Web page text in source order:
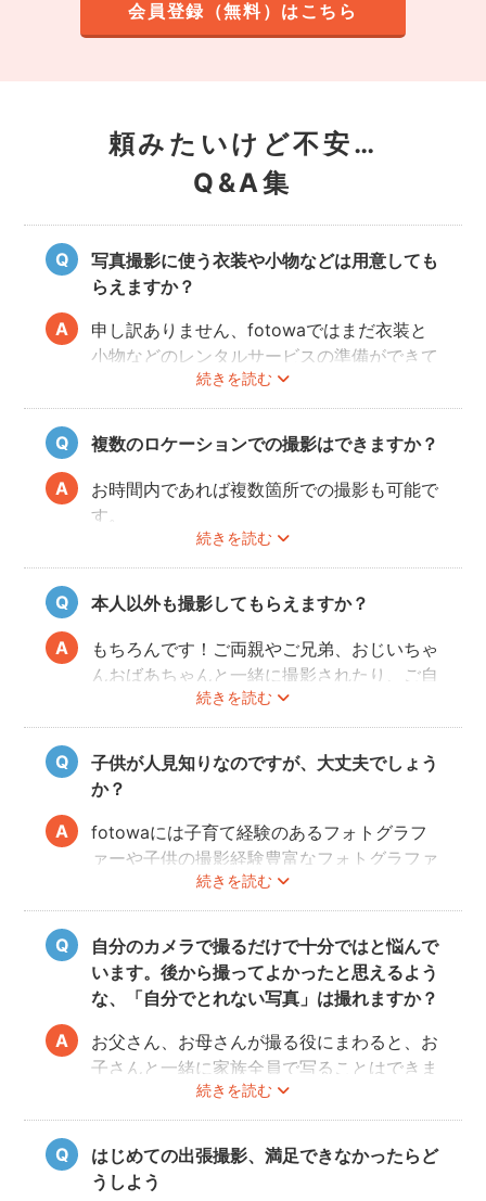
会員登録（無料）はこちら
頼みたいけど不安…
Q&A集
写真撮影に使う衣装や小物などは用意しても
らえますか？
続きを読む
申し訳ありません、fotowaではまだ衣装と
小物などのレンタルサービスの準備ができて
おりませんので、お客様ご自身にご用意をお
願いしております。
複数のロケーションでの撮影はできますか？
続きを読む
お時間内であれば複数箇所での撮影も可能で
す。
事前に撮りたい場所や撮影のイメージをフォ
トグラファーさんと相談しておくと撮影もス
ムーズに行うことができますよ。
本人以外も撮影してもらえますか？
続きを読む
もちろんです！ご両親やご兄弟、おじいちゃ
んおばあちゃんと一緒に撮影されたり、ご自
宅で開くお誕生日会の様子を撮影される方も
いらっしゃいます。
子供が人見知りなのですが、大丈夫でしょう
か？
続きを読む
fotowaには子育て経験のあるフォトグラフ
ァーや子供の撮影経験豊富なフォトグラファ
ーもたくさん登録しています！ぜひ相談して
みてください。
また、フォトグラファー募集機能で人見知り
のお子様の撮影が得意なフォトグラファーを
募集してみるのもおすすめです。
自分のカメラで撮るだけで十分ではと悩んで
います。後から撮ってよかったと思えるよう
な、「自分でとれない写真」は撮れますか？
続きを読む
お父さん、お母さんが撮る役にまわると、お
子さんと一緒に家族全員で写ることはできま
せんし、プロの機材や構図ならではのクオリ
ティもあります。
10年後、20年後に見返して、撮ってよかっ
たと思っていただける写真をお届けします。
はじめての出張撮影、満足できなかったらど
うしよう